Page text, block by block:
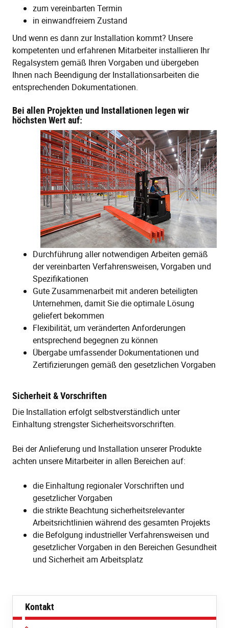
zum vereinbarten Termin
in einwandfreiem Zustand
Und wenn es dann zur Installation kommt? Unsere
kompetenten und erfahrenen Mitarbeiter installieren Ihr
Regalsystem gemäß Ihren Vorgaben und übergeben
Ihnen nach Beendigung der Installationsarbeiten die
entsprechenden Dokumentationen.
Bei allen Projekten und Installationen legen wir
höchsten Wert auf:
Durchführung aller notwendigen Arbeiten gemäß
der vereinbarten Verfahrensweisen, Vorgaben und
Spezifikationen
Gute Zusammenarbeit mit anderen beteiligten
Unternehmen, damit Sie die optimale Lösung
geliefert bekommen
Flexibilität, um veränderten Anforderungen
entsprechend begegnen zu können
Übergabe umfassender Dokumentationen und
Zertifizierungen gemäß den gesetzlichen Vorgaben
Sicherheit & Vorschriften
Die Installation erfolgt selbstverständlich unter
Einhaltung strengster Sicherheitsvorschriften.
Bei der Anlieferung und Installation unserer Produkte
achten unsere Mitarbeiter in allen Bereichen auf:
die Einhaltung regionaler Vorschriften und
gesetzlicher Vorgaben
die strikte Beachtung sicherheitsrelevanter
Arbeitsrichtlinien während des gesamten Projekts
die Befolgung industrieller Verfahrensweisen und
gesetzlicher Vorgaben in den Bereichen Gesundheit
und Sicherheit am Arbeitsplatz
Kontakt